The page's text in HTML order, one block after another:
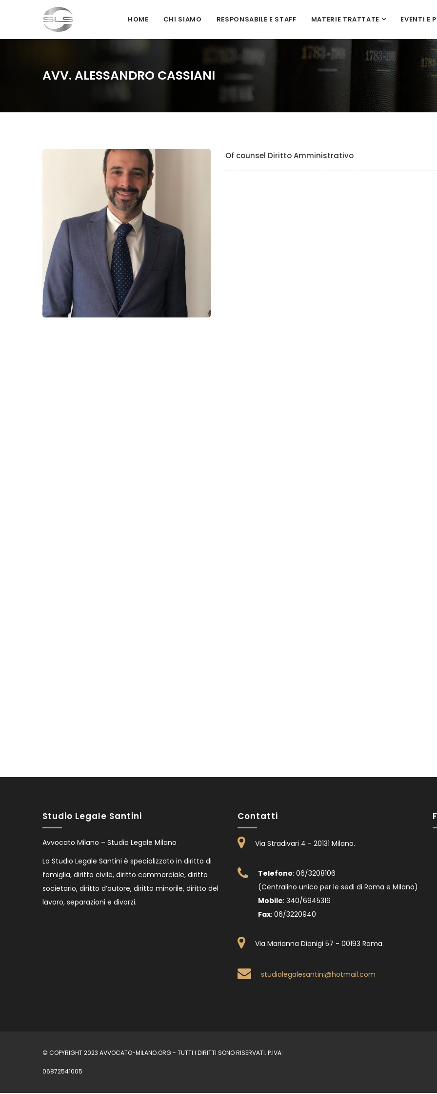
HOME CHI SIAMO RESPONSABILE E STAFF MATERIE TRATTATE EVENTI E
AVV. ALESSANDRO CASSIANI
Of counsel Diritto Amministrativo
Studio Legale Santini
Avvocato Milano – Studio Legale Milano
Lo Studio Legale Santini è specializzato in diritto di
famiglia, diritto civile, diritto commerciale, diritto
societario, diritto d’autore, diritto minorile, diritto del
lavoro, separazioni e divorzi.
Contatti
Via Stradivari 4 - 20131 Milano.
Telefono: 06/3208106
(Centralino unico per le sedi di Roma e Milano)
Mobile: 340/6945316
Fax: 06/3220940
Via Marianna Dionigi 57 - 00193 Roma.
studiolegalesantini@hotmail.com
© COPYRIGHT 2023 AVVOCATO-MILANO.ORG - TUTTI I DIRITTI SONO RISERVATI. P.IVA:
06872541005